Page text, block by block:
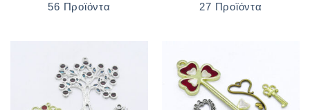
56 Προϊόντα
27 Προϊόντα